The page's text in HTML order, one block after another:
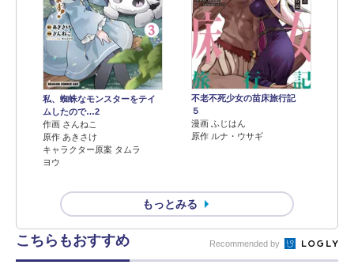
私、蜘蛛なモンスターをテイ
ムしたので…2
作画 さんねこ
原作 あきさけ
キャラクター原案 タムラ
ヨウ
不老不死少女の苗床旅行記
５
漫画 ふじはん
原作 ルナ・ウサギ
もっとみる
こちらもおすすめ Recommended by